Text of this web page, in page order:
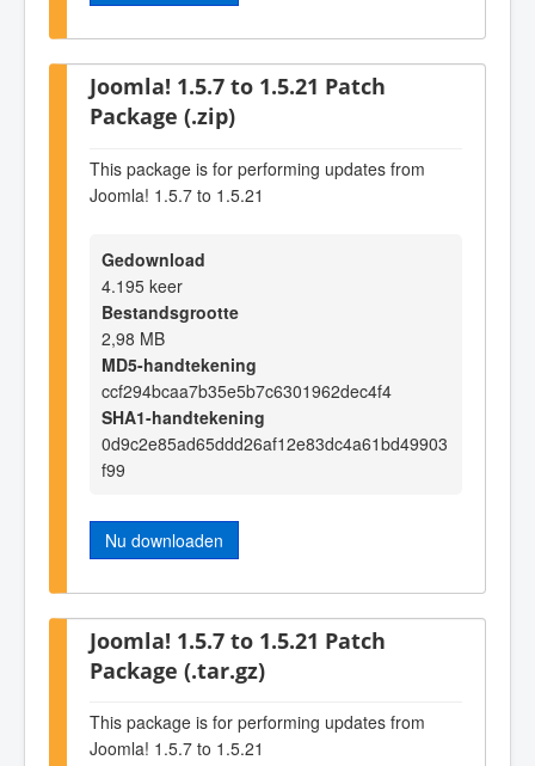
Joomla! 1.5.7 to 1.5.21 Patch
Package (.zip)
This package is for performing updates from
Joomla! 1.5.7 to 1.5.21
Gedownload
4.195 keer
Bestandsgrootte
2,98 MB
MD5-handtekening
ccf294bcaa7b35e5b7c6301962dec4f4
SHA1-handtekening
0d9c2e85ad65ddd26af12e83dc4a61bd49903
f99
Nu downloaden
Joomla! 1.5.7 to 1.5.21 Patch
Package (.tar.gz)
This package is for performing updates from
Joomla! 1.5.7 to 1.5.21